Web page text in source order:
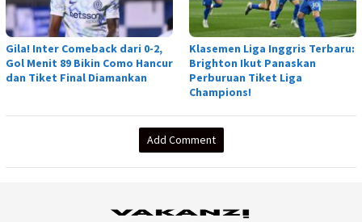
Gila! Inter Comeback dari 0-2,
Gol Menit 89 Bikin Como Hancur
dan Tiket Final Diamankan
Klasemen Liga Inggris Terbaru:
Brighton Ikut Panaskan
Perburuan Tiket Liga
Champions!
Add Comment